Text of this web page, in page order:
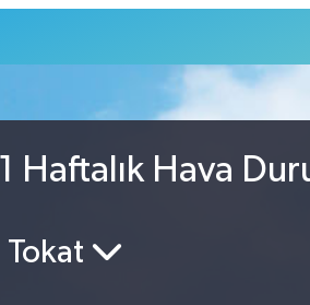
Haftalık Hava
Tokat